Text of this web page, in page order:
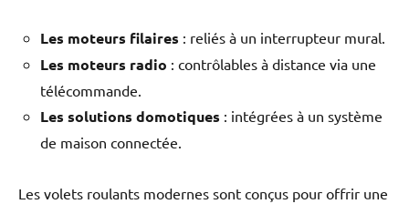
Les moteurs filaires : reliés à un interrupteur mural.
Les moteurs radio : contrôlables à distance via une
télécommande.
Les solutions domotiques : intégrées à un système
de maison connectée.
Les volets roulants modernes sont conçus pour offrir une